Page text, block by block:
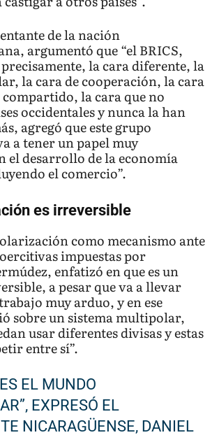
de la nación
argumentó que “el BRICS,
la cara diferente, la
la cara de cooperación, la cara
la cara que no
occidentales y nunca la han
agregó que este grupo
a tener un papel muy
el desarrollo de la economía
el comercio”.
es irreversible
como mecanismo ante
impuestas por
enfatizó en que es un
a pesar que va a llevar
muy arduo, y en ese
sobre un sistema multipolar,
usar diferentes divisas y estas
entre sí”.
EL MUNDO
EXPRESÓ EL
NICARAGÜENSE, DANIEL